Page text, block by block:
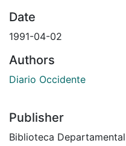
Date
1991-04-02
Authors
Diario Occidente
Publisher
Biblioteca